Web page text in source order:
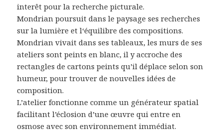
interêt pour la recherche picturale.
Mondrian poursuit dans le paysage ses recherches
sur la lumière et l‘équilibre des compositions.
Mondrian vivait dans ses tableaux, les murs de ses
ateliers sont peints en blanc, il y accroche des
rectangles de cartons peints qu’il déplace selon son
humeur, pour trouver de nouvelles idées de
composition.
L’atelier fonctionne comme un générateur spatial
facilitant l’éclosion d’une œuvre qui entre en
osmose avec son environnement immédiat.